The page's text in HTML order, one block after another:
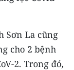
Sơn La cũng
cho 2 bệnh
2. Trong đó,